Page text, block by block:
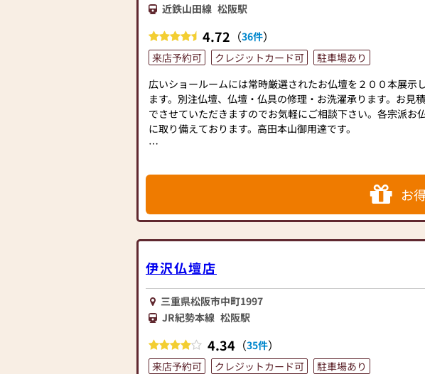
近鉄山田線 松阪駅
4.72 （36件）
来店予約可 クレジットカード可
駐車場あり
広いショールームには常時厳選されたお仏壇を２００本展示
ます。別注仏壇、仏壇・仏具の修理・お洗濯承ります。お見
でさせていただきますのでお気軽にご相談下さい。各宗派お
に取り備えております。高田本山御用達です。
社員一同ご来店をお待ち申し上げます。
お
伊沢仏壇店
三重県松阪市中町1997
JR紀勢本線 松阪駅
4.34 （35件）
来店予約可 クレジットカード可
駐車場あり